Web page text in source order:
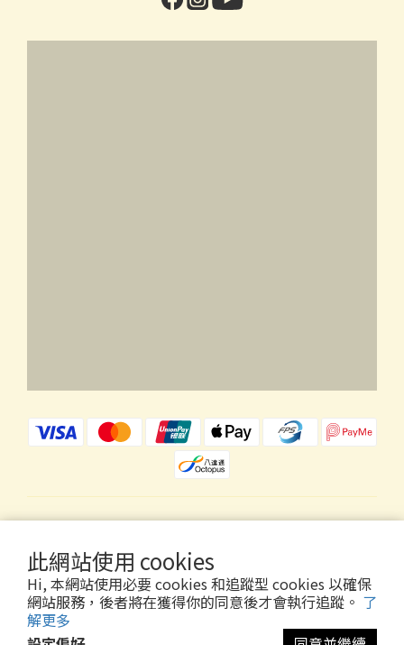
此網站使用 cookies
Hi, 本網站使用必要 cookies 和追蹤型 cookies 以確保
網站服務，後者將在獲得你的同意後才會執行追蹤。 了
解更多